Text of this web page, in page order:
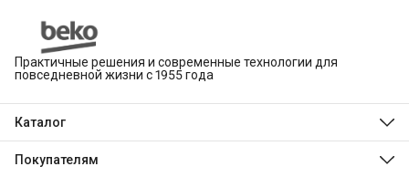
Практичные решения и современные технологии для
повседневной жизни с 1955 года
Каталог
Hotpoint
Покупателям